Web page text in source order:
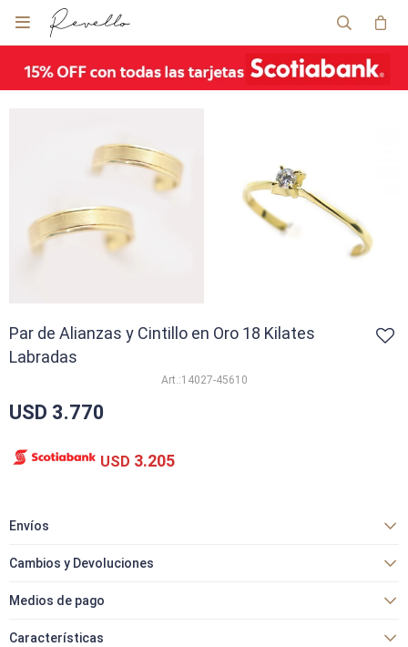

Par de Alianzas y Cintillo en Oro 18 Kilates
Labradas
14027-45610
USD 3.770
USD 3.205
Envíos
Cambios y Devoluciones
Medios de pago
Características